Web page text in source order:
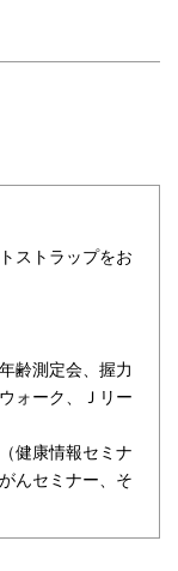
ストラップをお
齢測定会、握力
ォーク、Ｊリー
健康情報セミナ
んセミナー、そ